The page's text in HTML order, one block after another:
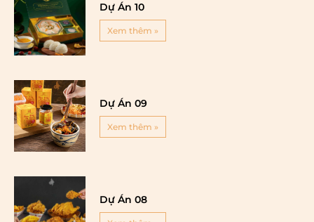
Dự Án 10
Xem thêm »
Dự Án 09
Xem thêm »
Dự Án 08